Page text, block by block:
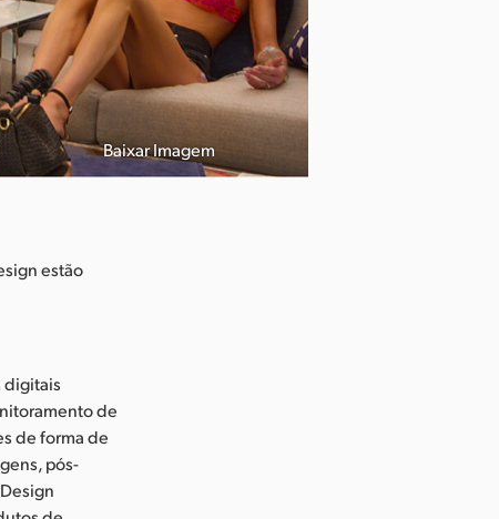
Baixar Imagem
estão
digitais
de
de forma de
pós-